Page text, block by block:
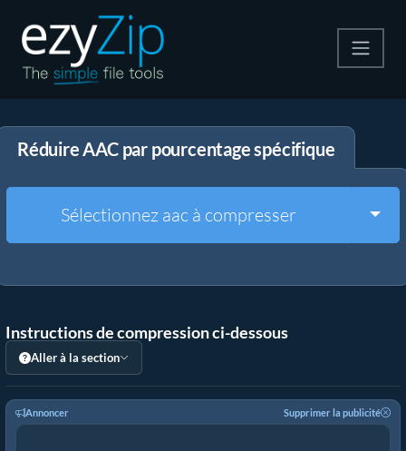
Décompresser
Autres outils
Réduire AAC par pourcentage spécifique
Sélectionnez aac à compresser
Instructions de compression ci-dessous
Aller à la section
Annoncer Supprimer la publicité